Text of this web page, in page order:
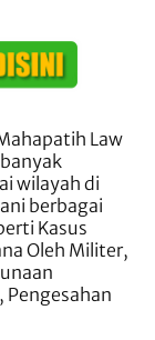
Law
wilayah di
berbagai
Kasus
Oleh Militer,
Pengesahan